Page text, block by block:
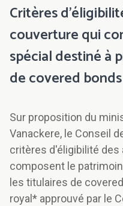
Critères
couverture qui
spécial destiné à
de covered bonds
Sur proposition du
Vanackere, le Conseil
critères d'éligibilité
composent le
les titulaires de
royal* approuvé par le